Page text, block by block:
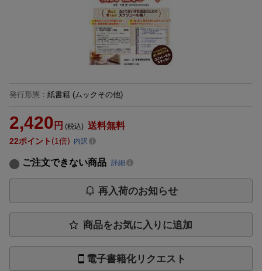
発行形態 ： 紙書籍 (ムックその他)
2,420 円 (税込) 送料無料
22ポイント 1倍 内訳
ご注文できない商品 詳細
再入荷のお知らせ
商品をお気に入りに追加
電子書籍化リクエスト